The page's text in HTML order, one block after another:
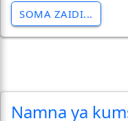
SOMA ZAIDI...
Namna ya